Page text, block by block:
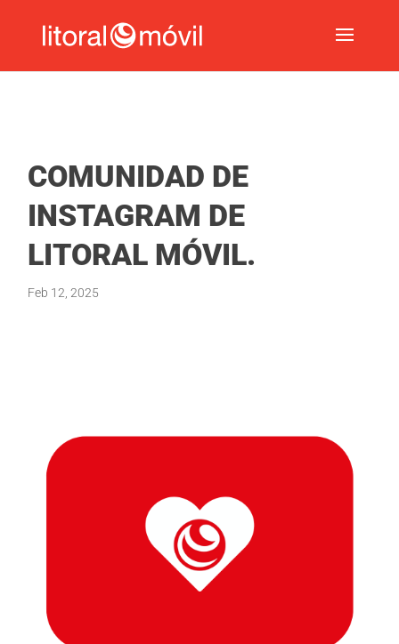
COMUNIDAD DE
INSTAGRAM DE
LITORAL MÓVIL.
Feb 12, 2025